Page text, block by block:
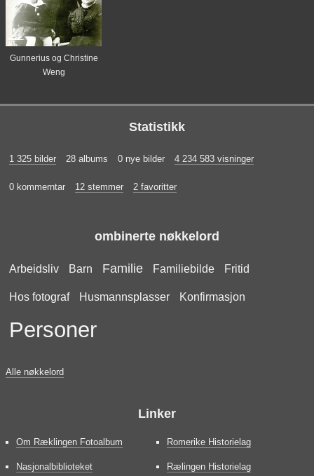
Gunnerius og Christine
Weng
Statistikk
1 325 bilder 28 albums 0 nye bilder 4 234 583 visninger
0 kommerntar 12 stemmer 2 favoritter
ombinerte nøkkelord
Arbeidsliv Barn Familie Familiebilde Fritid
Hos fotograf Husmannsplasser Konfirmasjon
Personer
Alle nøkkelord
Linker
Om Ræklingen Fotoalbum
Nasjonalbiblioteket
Romerike Historielag
Rælingen Historielag